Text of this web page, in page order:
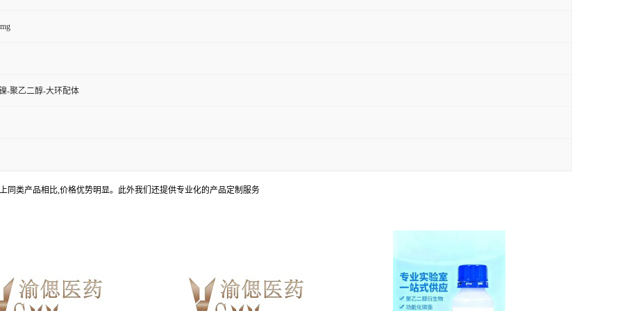
-聚乙二醇-大环配体
类产品相比,价格优势明显。此外我们还提供专业化的产品定制服务